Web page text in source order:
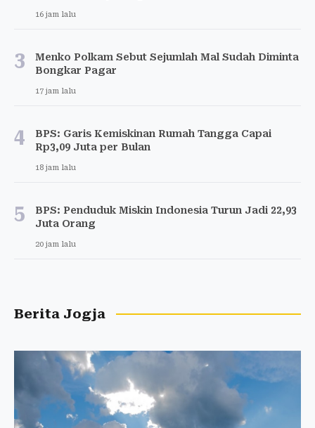
16 jam lalu
3
Menko Polkam Sebut Sejumlah Mal Sudah Diminta
Bongkar Pagar
17 jam lalu
4
BPS: Garis Kemiskinan Rumah Tangga Capai
Rp3,09 Juta per Bulan
18 jam lalu
5
BPS: Penduduk Miskin Indonesia Turun Jadi 22,93
Juta Orang
20 jam lalu
Berita Jogja